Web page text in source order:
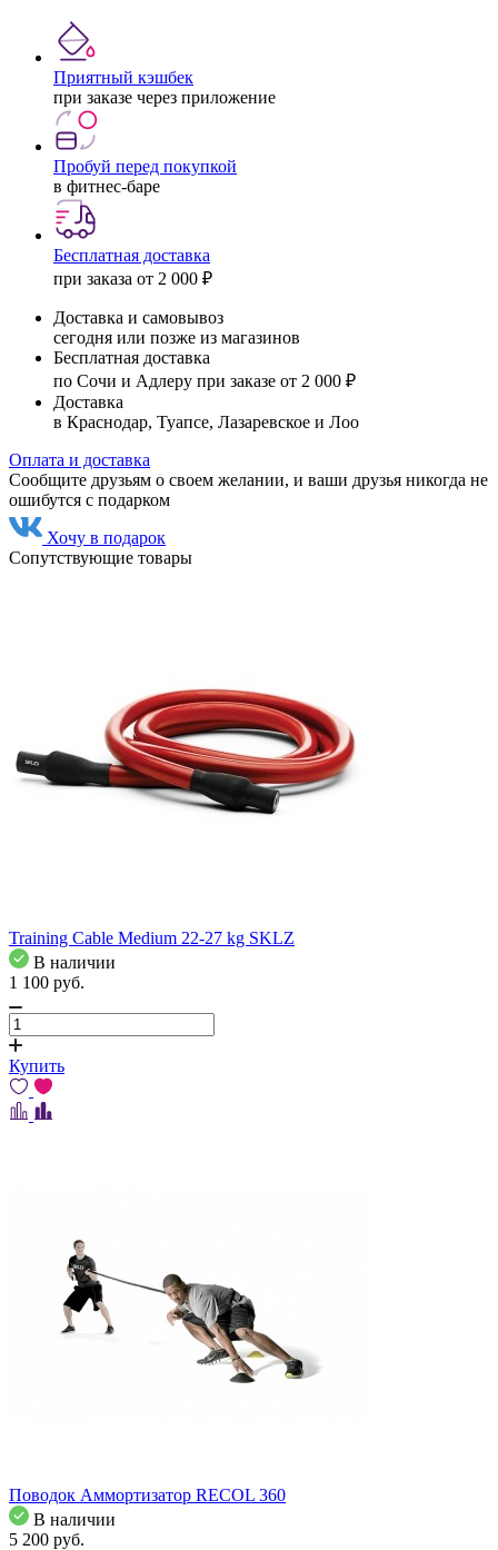
Приятный кэшбек
при заказе через приложение
Пробуй перед покупкой
в фитнес-баре
Бесплатная доставка
при заказа от 2 000 ₽
Доставка и самовывоз
сегодня или позже из магазинов
Бесплатная доставка
по Сочи и Адлеру при заказе от 2 000 ₽
Доставка
в Краснодар, Туапсе, Лазаревское и Лоо
Оплата и доставка
Сообщите друзьям о своем желании, и ваши друзья никогда не
ошибутся с подарком
Хочу в подарок
Сопутствующие товары
Training Cable Medium 22-27 kg SKLZ
В наличии
1 100 pуб.
Купить
Поводок Аммортизатор RECOL 360
В наличии
5 200 pуб.